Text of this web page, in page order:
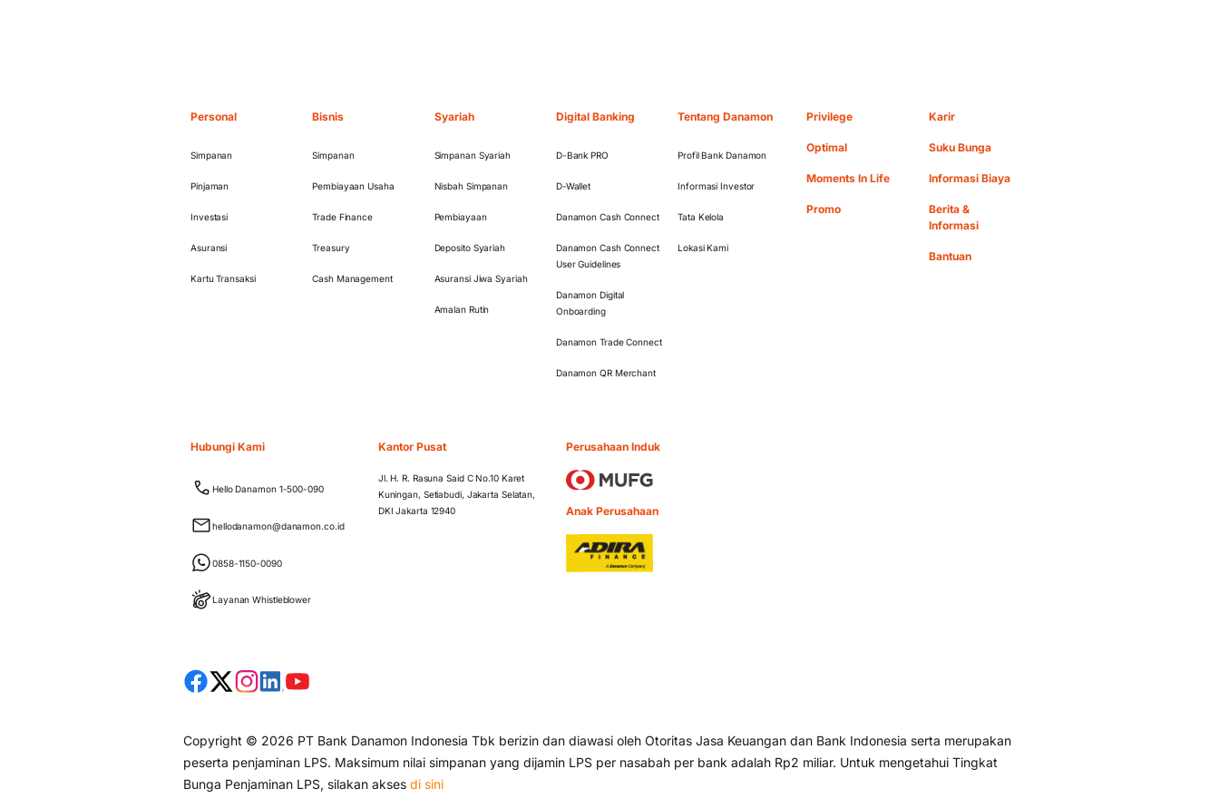
Personal
Simpanan
Pinjaman
Investasi
Asuransi
Kartu Transaksi
Bisnis
Simpanan
Pembiayaan Usaha
Trade Finance
Treasury
Cash Management
Syariah
Simpanan Syariah
Nisbah Simpanan
Pembiayaan
Deposito Syariah
Asuransi Jiwa Syariah
Amalan Rutin
Digital Banking
D-Bank PRO
D-Wallet
Danamon Cash Connect
Danamon Cash Connect
User Guidelines
Danamon Digital
Onboarding
Danamon Trade Connect
Danamon QR Merchant
Tentang Danamon
Profil Bank Danamon
Informasi Investor
Tata Kelola
Lokasi Kami
Privilege
Optimal
Moments In Life
Promo
Karir
Suku Bunga
Informasi Biaya
Berita &
Informasi
Bantuan
Hubungi Kami
Hello Danamon 1-500-090
hellodanamon@danamon.co.id
0858-1150-0090
Layanan Whistleblower
Kantor Pusat
Jl. H. R. Rasuna Said C No.10 Karet
Kuningan, Setiabudi, Jakarta Selatan,
DKI Jakarta 12940
Perusahaan Induk
Anak Perusahaan
Copyright © 2026 PT Bank Danamon Indonesia Tbk berizin dan diawasi oleh Otoritas Jasa Keuangan dan Bank Indonesia serta merupakan
peserta penjaminan LPS. Maksimum nilai simpanan yang dijamin LPS per nasabah per bank adalah Rp2 miliar. Untuk mengetahui Tingkat
Bunga Penjaminan LPS, silakan akses di sini